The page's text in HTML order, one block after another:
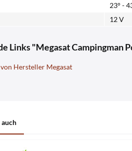
23° -
12 V
Links "Megasat Campingman
Hersteller Megasat